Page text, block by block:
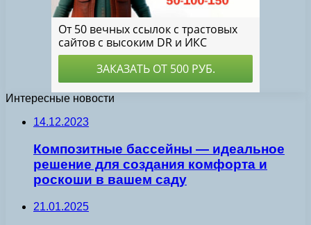
Интересные новости
14.12.2023
Композитные бассейны — идеальное
решение для создания комфорта и
роскоши в вашем саду
21.01.2025